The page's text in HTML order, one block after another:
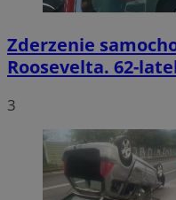
Zderzenie
Roosevelta. 62-
3